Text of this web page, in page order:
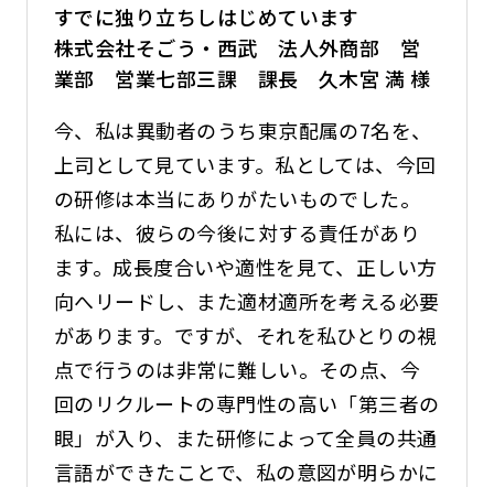
すでに独り立ちしはじめています
株式会社そごう・西武 法人外商部 営
業部 営業七部三課 課長 久木宮 満 様
今、私は異動者のうち東京配属の7名を、
上司として見ています。私としては、今回
の研修は本当にありがたいものでした。
私には、彼らの今後に対する責任があり
ます。成長度合いや適性を見て、正しい方
向へリードし、また適材適所を考える必要
があります。ですが、それを私ひとりの視
点で行うのは非常に難しい。その点、今
回のリクルートの専門性の高い「第三者の
眼」が入り、また研修によって全員の共通
言語ができたことで、私の意図が明らかに